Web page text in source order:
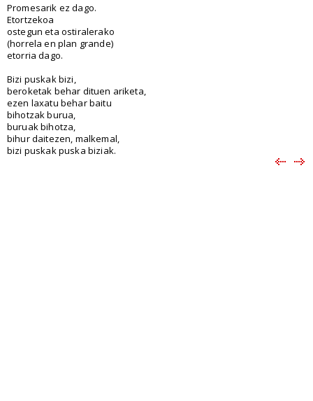
Promesarik ez dago.
Etortzekoa
ostegun eta ostiralerako
(horrela en plan grande)
etorria dago.
Bizi puskak bizi,
beroketak behar dituen ariketa,
ezen laxatu behar baitu
bihotzak burua,
buruak bihotza,
bihur daitezen, malkemal,
bizi puskak puska biziak.